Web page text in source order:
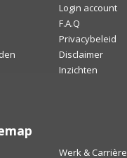
Login account
F.A.Q
Privacybeleid
Disclaimer
Inzichten
Werk & Carrière